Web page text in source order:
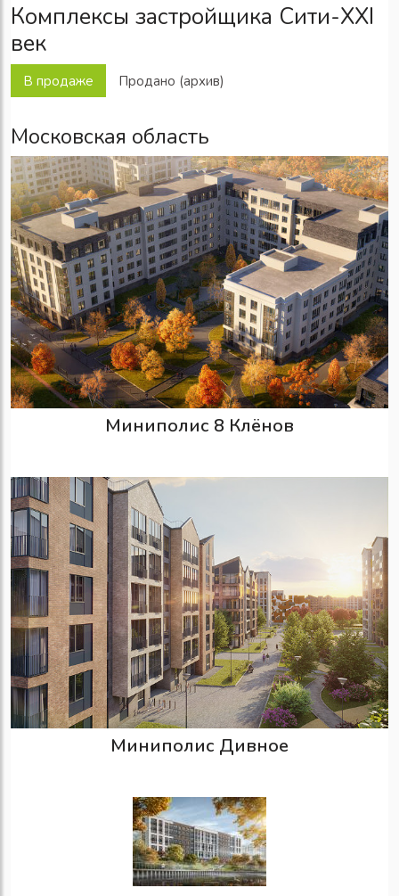
Комплексы застройщика Сити-XXI
век
В продаже Продано (архив)
Московская область
Миниполис 8 Клёнов
Миниполис Дивное